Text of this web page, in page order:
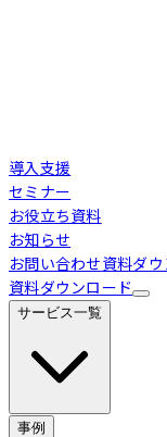
導入支援
セミナー
お役立ち資料
お知らせ
お問い合わせ資料ダ
資料ダウンロード
サービス一覧
事例